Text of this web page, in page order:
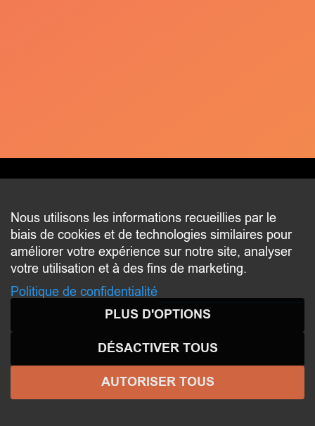
CONTACT
2 beim Schlass
L-8058 Bertrange
communication@bertrange.lu
© 2026 ENJOYBERTRANGE- Tous droits réservés -
Nous utilisons les informations recueillies par le
biais de cookies et de technologies similaires pour
améliorer votre expérience sur notre site, analyser
votre utilisation et à des fins de marketing.
Politique de confidentialité
PLUS D'OPTIONS
DÉSACTIVER TOUS
AUTORISER TOUS